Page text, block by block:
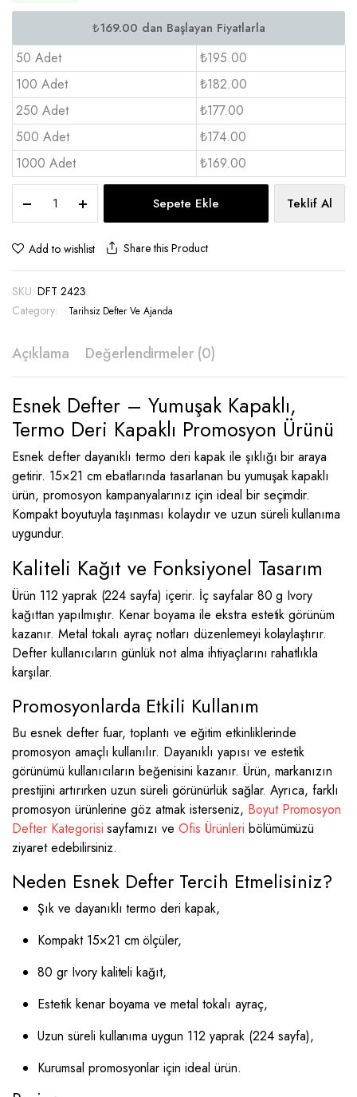
50 Adet
₺195.00
100 Adet
₺182.00
250 Adet
₺177.00
500 Adet
₺174.00
1000 Adet
₺169.00
Defter
Kenar
Boyalı
-
DFT
2423
Sepete Ekle Teklif Al
Add to wishlist Share this Product
SKU: DFT 2423
Category:
Tarihsiz Defter Ve Ajanda
Açıklama Değerlendirmeler (0)
Esnek Defter – Yumuşak Kapaklı,
Termo Deri Kapaklı Promosyon Ürünü
Esnek defter dayanıklı termo deri kapak ile şıklığı bir araya
getirir. 15×21 cm ebatlarında tasarlanan bu yumuşak kapaklı
ürün, promosyon kampanyalarınız için ideal bir seçimdir.
Kompakt boyutuyla taşınması kolaydır ve uzun süreli kullanıma
uygundur.
Kaliteli Kağıt ve Fonksiyonel Tasarım
Ürün 112 yaprak (224 sayfa) içerir. İç sayfalar 80 g Ivory
kağıttan yapılmıştır. Kenar boyama ile ekstra estetik görünüm
kazanır. Metal tokalı ayraç notları düzenlemeyi kolaylaştırır.
Defter kullanıcıların günlük not alma ihtiyaçlarını rahatlıkla
karşılar.
Promosyonlarda Etkili Kullanım
Bu esnek defter fuar, toplantı ve eğitim etkinliklerinde
promosyon amaçlı kullanılır. Dayanıklı yapısı ve estetik
görünümü kullanıcıların beğenisini kazanır. Ürün, markanızın
prestijini artırırken uzun süreli görünürlük sağlar. Ayrıca, farklı
promosyon ürünlerine göz atmak isterseniz, Boyut Promosyon
Defter Kategorisi sayfamızı veOfis Ürünleri bölümümüzü
ziyaret edebilirsiniz.
Neden Esnek Defter Tercih Etmelisiniz?
Şık ve dayanıklı termo deri kapak,
Kompakt 15×21 cm ölçüler,
80 gr Ivory kaliteli kağıt,
Estetik kenar boyama ve metal tokalı ayraç,
Uzun süreli kullanıma uygun 112 yaprak (224 sayfa),
Kurumsal promosyonlar için ideal ürün.